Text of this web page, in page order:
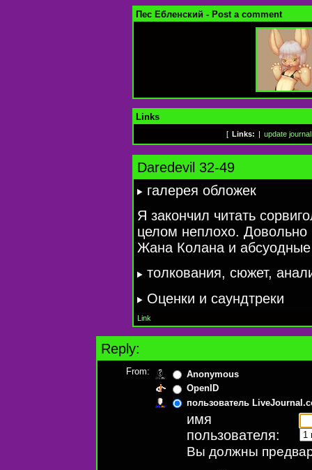
Пес Ебленский - Post a comment
Links
[ Links: update journal
Daredevil 32-49
галерея обложек
Я закончил читать
целом неплохо. Довольно
Жана Колана и
толкования, сюжет,
Оценки и саундтреки
Link
Reply:
From:
Anonymous
OpenID
пользователь
имя
пользователя:
Вы должны